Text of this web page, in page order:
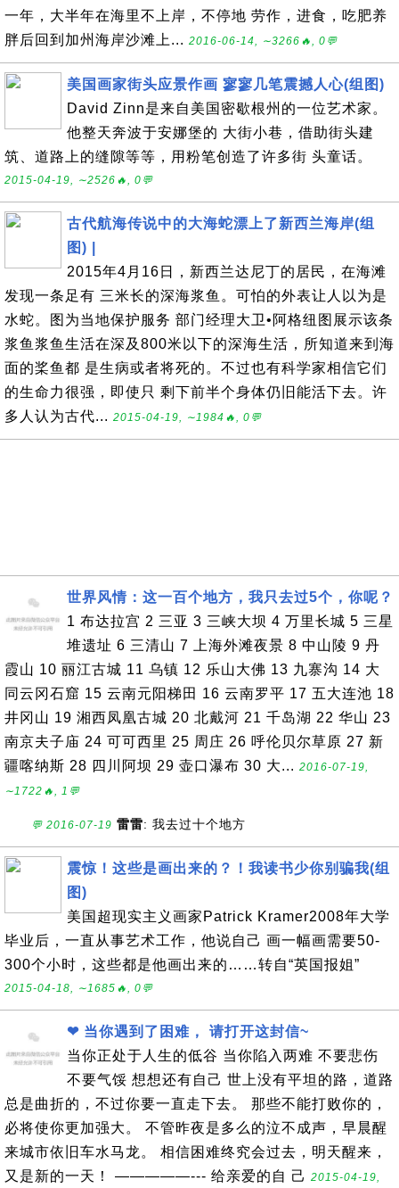
一年，大半年在海里不上岸，不停地 劳作，进食，吃肥养
胖后回到加州海岸沙滩上... 2016-06-14, ∼3266🔥, 0💬
美国画家街头应景作画 寥寥几笔震撼人心(组图)
David Zinn是来自美国密歇根州的一位艺术家。
他整天奔波于安娜堡的 大街小巷，借助街头建
筑、道路上的缝隙等等，用粉笔创造了许多街 头童话。
2015-04-19, ∼2526🔥, 0💬
古代航海传说中的大海蛇漂上了新西兰海岸(组
图) |
2015年4月16日，新西兰达尼丁的居民，在海滩
发现一条足有 三米长的深海浆鱼。可怕的外表让人以为是
水蛇。图为当地保护服务 部门经理大卫•阿格纽图展示该条
浆鱼浆鱼生活在深及800米以下的深海生活，所知道来到海
面的桨鱼都 是生病或者将死的。不过也有科学家相信它们
的生命力很强，即使只 剩下前半个身体仍旧能活下去。许
多人认为古代... 2015-04-19, ∼1984🔥, 0💬
世界风情：这一百个地方，我只去过5个，你呢？
1 布达拉宫 2 三亚 3 三峡大坝 4 万里长城 5 三星
堆遗址 6 三清山 7 上海外滩夜景 8 中山陵 9 丹
霞山 10 丽江古城 11 乌镇 12 乐山大佛 13 九寨沟 14 大
同云冈石窟 15 云南元阳梯田 16 云南罗平 17 五大连池 18
井冈山 19 湘西凤凰古城 20 北戴河 21 千岛湖 22 华山 23
南京夫子庙 24 可可西里 25 周庄 26 呼伦贝尔草原 27 新
疆喀纳斯 28 四川阿坝 29 壶口瀑布 30 大... 2016-07-19,
∼1722🔥, 1💬
💬 2016-07-19 雷雷: 我去过十个地方
震惊！这些是画出来的？！我读书少你别骗我(组
图)
美国超现实主义画家Patrick Kramer2008年大学
毕业后，一直从事艺术工作，他说自己 画一幅画需要50-
300个小时，这些都是他画出来的……转自“英国报姐”
2015-04-18, ∼1685🔥, 0💬
❤ 当你遇到了困难， 请打开这封信~
当你正处于人生的低谷 当你陷入两难 不要悲伤
不要气馁 想想还有自己 世上没有平坦的路，道路
总是曲折的，不过你要一直走下去。 那些不能打败你的，
必将使你更加强大。 不管昨夜是多么的泣不成声，早晨醒
来城市依旧车水马龙。 相信困难终究会过去，明天醒来，
又是新的一天！ —————--- 给亲爱的自 己 2015-04-19,